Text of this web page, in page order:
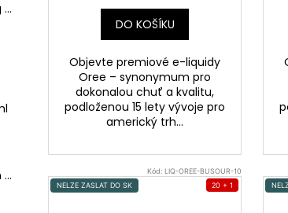
Riot X Salt Orange & Raspberry ICE 20mg
Ledový pomeranč a malina
VooPoo Vmate V2 Pod Cartridge 0,7ohm 2ml
DO KOŠÍKU
Objevte premiové e-liquidy
Oree – synonymum pro
dokonalou chuť a kvalitu,
podloženou 15 lety vývoje pro
americký trh...
Kód:LIQ-OREE-BUSOUR-10
NELZE ZASLAT DO SK
20 + 1